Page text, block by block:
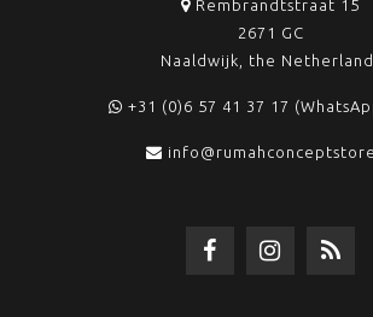
Rembrandtstraat 15
2671 GC
Naaldwijk, the
+31 (0)6 57 41 37 17